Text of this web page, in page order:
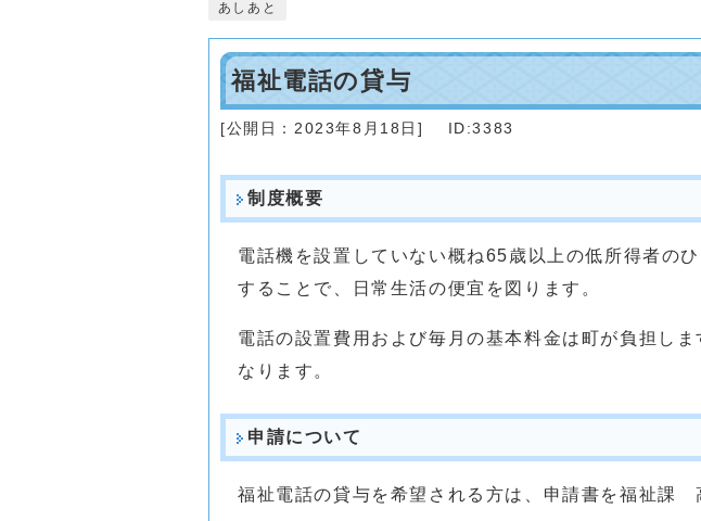
あしあと
福祉電話の貸与
[公開日： 2023年8月18日 ] ID:3383
制度概要
電話機を設置していない概ね65歳以上の低所得者の
することで、日常生活の便宜を図ります。
電話の設置費用および毎月の基本料金は町が負担し
なります。
申請について
福祉電話の貸与を希望される方は、申請書を福祉課